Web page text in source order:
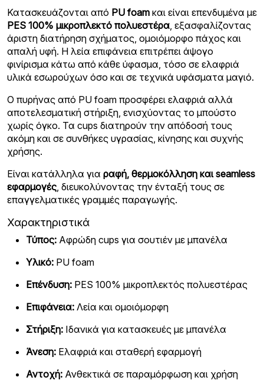
Κατασκευάζονται από PU foam και είναι επενδυμένα με
PES 100% μικροπλεκτό πολυεστέρα, εξασφαλίζοντας
άριστη διατήρηση σχήματος, ομοιόμορφο πάχος και
απαλή υφή. Η λεία επιφάνεια επιτρέπει άψογο
φινίρισμα κάτω από κάθε ύφασμα, τόσο σε ελαφριά
υλικά εσωρούχων όσο και σε τεχνικά υφάσματα μαγιό.
Ο πυρήνας από PU foam προσφέρει ελαφριά αλλά
αποτελεσματική στήριξη, ενισχύοντας το μπούστο
χωρίς όγκο. Τα cups διατηρούν την απόδοσή τους
ακόμη και σε συνθήκες υγρασίας, κίνησης και συχνής
χρήσης.
Είναι κατάλληλα για ραφή, θερμοκόλληση και seamless
εφαρμογές, διευκολύνοντας την ένταξή τους σε
επαγγελματικές γραμμές παραγωγής.
Χαρακτηριστικά
Τύπος: Αφρώδη cups για σουτιέν με μπανέλα
Υλικό: PU foam
Επένδυση: PES 100% μικροπλεκτός πολυεστέρας
Επιφάνεια: Λεία και ομοιόμορφη
Στήριξη: Ιδανικά για κατασκευές με μπανέλα
Άνεση: Ελαφριά και σταθερή εφαρμογή
Αντοχή: Ανθεκτικά σε παραμόρφωση και χρήση